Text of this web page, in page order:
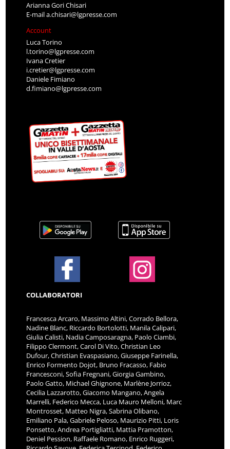
Arianna Gori Chisari
E-maila.chisari@lgpresse.com
Account
Luca Torino
l.torino@lgpresse.com
Ivana Cretier
i.cretier@lgpresse.com
Daniele Fimiano
d.fimiano@lgpresse.com
COLLABORATORI
Francesca Arcaro, Massimo Altini, Corrado Bellora,
Nadine Blanc, Riccardo Bortolotti, Manila Calipari,
Giulia Calisti, Nadia Camposaragna, Paolo Ciambi,
Filippo Clermont, Carol Di Vito, Christian Leo
Dufour, Christian Evaspasiano, Giuseppe Farinella,
Enrico Formento Dojot, Bruno Fracasso, Fabio
Francesconi, Sofia Fregnani, Giorgia Gambino,
Paolo Gatto, Michael Ghignone, Marlène Jorrioz,
Cecilia Lazzarotto, Giacomo Mangano, Angela
Marrelli, Federico Mecca, Luca Mauro Melloni, Marc
Montrosset, Matteo Nigra, Sabrina Olibano,
Emiliano Pala, Gabriele Peloso, Maurizio Pitti, Loris
Ponsetto, Andrea Portigliatti, Mattia Pramotton,
Deniel Pession, Raffaele Romano, Enrico Ruggeri,